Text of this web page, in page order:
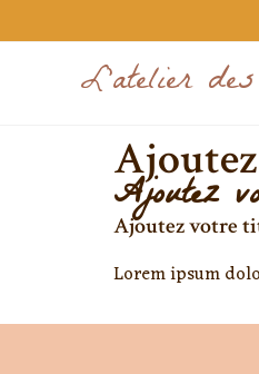
L'atelier
Ajoutez
Ajoutez votre
Lorem ipsum